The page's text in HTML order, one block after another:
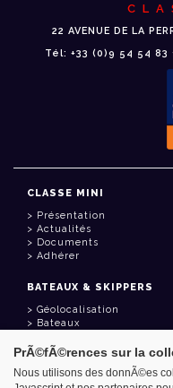
22 AVENUE DE LA
Tél: +33 (0)9 54 54 83
CLASSE MINI
Présentation
Actualités
Documents
Adhérer
BATEAUX & SKIPPERS
Géolocalisation
Bateaux
LIENS UTILES
PrÃ©fÃ©rences sur la
Nous utilisons des donnÃ©es